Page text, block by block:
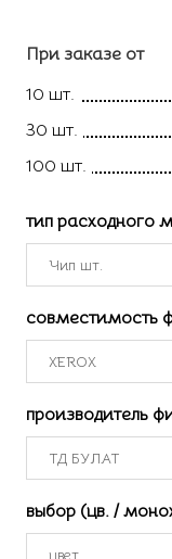
При заказе от
10 шт.
30 шт.
100 шт.
тип расходного
совместимость
производитель
выбор (цв. /